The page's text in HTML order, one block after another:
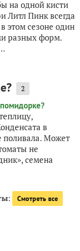
на одной кисти
Литл Пинк всегда
этом сезоне один
разных форм.
2
в
поливала. Может
не
семена
: Смотреть все